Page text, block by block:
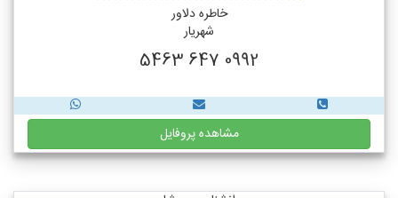
خاطره دلاور
شهریار
0992 647 5463
مشاهده پروفایل